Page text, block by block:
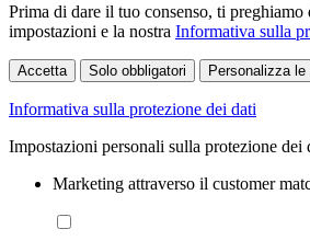
Prima di dare il tuo consenso, ti
impostazioni e la nostra Informativa sulla
Accetta Solo obbligatori Personalizza
Informativa sulla protezione dei dati
Impostazioni personali sulla protezione dei
Marketing attraverso il customer